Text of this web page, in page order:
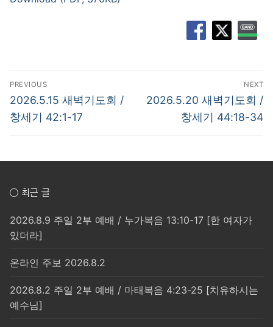
글
탐
색
PREVIOUS
Previous
post:
2026.5.15 새벽기도회 /
창세기 42:1-17
NEXT
Next
2026.5.20 새벽기도회 /
창세기 44:18-34
○ 최근 글
2026.8.9 주일 2부 예배 / 누가복음 13:10-17 [한 여자가
있더라]
온라인 주보 2026.8.2
2026.8.2 주일 2부 예배 / 마태복음 4:23-25 [치유하시는
예수님]